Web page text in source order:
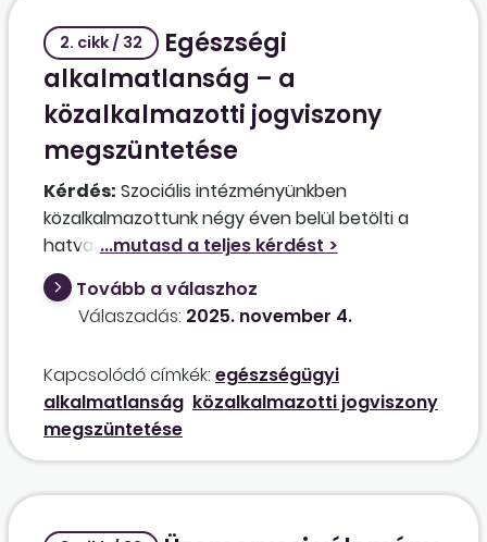
2. cikk / 32
Egészségi
alkalmatlanság – a
közalkalmazotti jogviszony
megszüntetése
Kérdés: Szociális intézményünkben
közalkalmazottunk négy éven belül betölti a
hatvanötödik életévét, azaz az öregségi
nyugdíjkorhatárt. Közel kilenc éve dolgozik
közalkalmazotti jogviszonyban az
intézményünknél. A munkaalkalmassági
minősítést kapott. A munkáltató nem tud az
egészségi állapotának megfelelő másik
munkakört felajánlani a közalkalmazott részére.
Milyen módon kell megszüntetni a
közalkalmazotti jogviszonyát, és milyen
Tovább a válaszhoz
Válaszadás: 2025. november 4.
Kapcsolódó címkék: egészségügyi
alkalmatlanság közalkalmazotti jogviszony
megszüntetése